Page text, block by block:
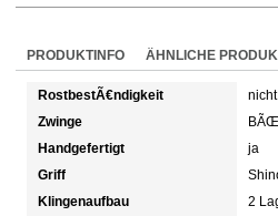
PRODUKTINFO ÄHNLICHE
RostbestÃ€ndigkeit
Zwinge
Handgefertigt
ja
Griff
Klingenaufbau
2